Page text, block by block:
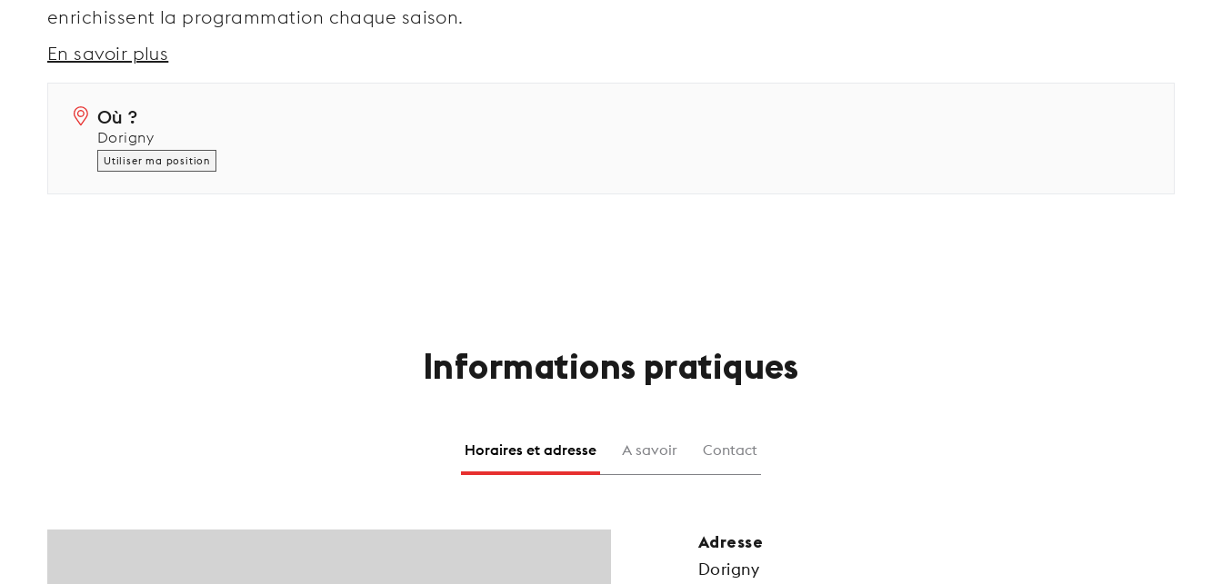
Où ?
Dorigny
Utiliser ma position
enrichissent la programmation chaque saison.
En savoir plus
Informations pratiques
Horaires et adresse A savoir Contact
Adresse
Dorigny